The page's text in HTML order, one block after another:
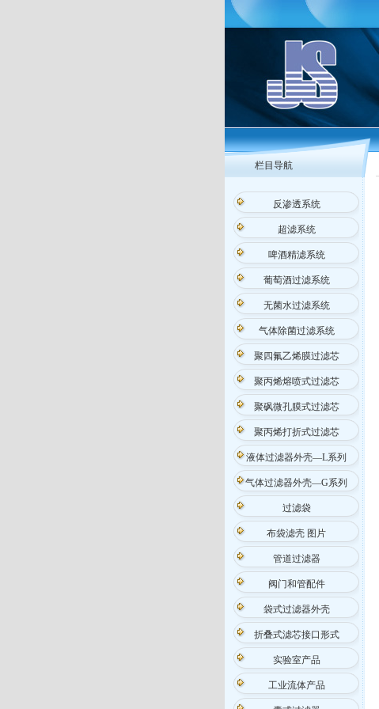
栏目导航
反渗透系统
超滤系统
啤酒精滤系统
葡萄酒过滤系统
无菌水过滤系统
气体除菌过滤系统
聚四氟乙烯膜过滤芯
聚丙烯熔喷式过滤芯
聚砜微孔膜式过滤芯
聚丙烯打折式过滤芯
液体过滤器外壳—L系列
气体过滤器外壳—G系列
过滤袋
布袋滤壳 图片
管道过滤器
阀门和管配件
袋式过滤器外壳
折叠式滤芯接口形式
实验室产品
工业流体产品